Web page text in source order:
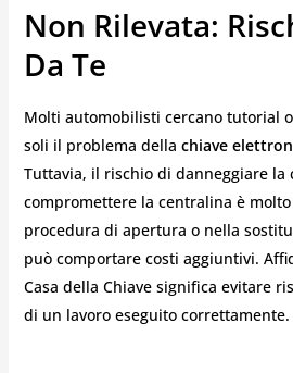
Non Rilevata:
Da Te
Molti automobilisti cercano tutorial
soli il problema della chiave
Tuttavia, il rischio di danneggiare la
compromettere la centralina è
procedura di apertura o nella
può comportare costi aggiuntivi.
Casa della Chiave significa evitare
di un lavoro eseguito correttamente.